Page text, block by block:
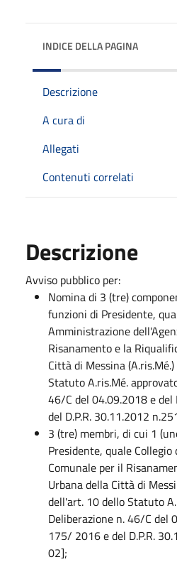
INDICE DELLA PAGINA
Descrizione
A cura di
Allegati
Contenuti correlati
Descrizione
Avviso pubblico per:
Nomina di 3 (tre)
funzioni di Presidente,
Amministrazione
Risanamento e la
Città di Messina
Statuto A.ris.Mé.
46/C del 04.09.2018 e
del D.P.R. 30.11.2012
3 (tre) membri, di cui 1
Presidente, quale
Comunale per il
Urbana della Città di
dell'art. 10 dello Statuto
Deliberazione n. 46/C del
175/ 2016 e del D.P.R.
02];